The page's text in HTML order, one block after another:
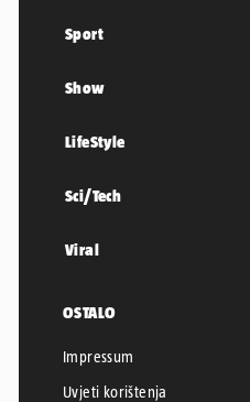
Sport
Show
LifeStyle
Sci/Tech
Viral
OSTALO
Impressum
Uvjeti korištenja